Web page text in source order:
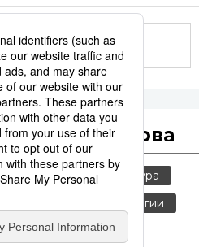
по теме
слова
политика
культура
технологии